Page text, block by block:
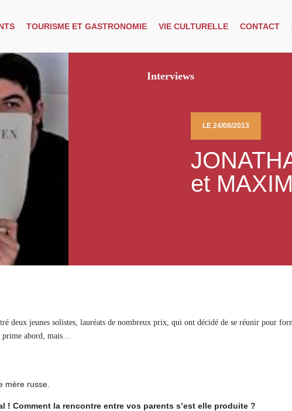
TOURISME ET GASTRONOMIE VIE CULTURELLE CONTACT
Interviews
LE 24/08/2013
et
deux jeunes solistes, lauréats de nombreux prix, qui ont décidé de se réunir pour
prime abord, mais…
mère russe.
Comment la rencontre entre vos parents s’est elle produite ?